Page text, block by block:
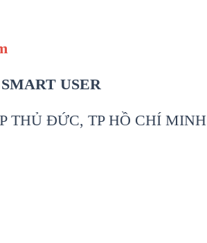
USER
THỦ ĐỨC, TP HỒ CHÍ MINH